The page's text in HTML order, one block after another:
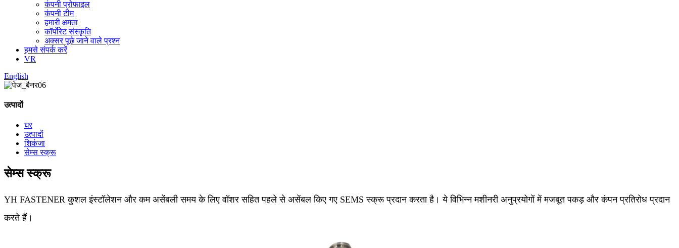
कंपनी प्रोफाइल
कंपनी टीम
हमारी क्षमता
कॉर्पोरेट संस्कृति
अक्सर पूछे जाने वाले प्रश्न
हमसे संपर्क करें
VR
English
उत्पादों
घर
उत्पादों
शिकंजा
सेम्स स्क्रू
सेम्स स्क्रू
YH FASTENER कुशल इंस्टॉलेशन और कम असेंबली समय के लिए वॉशर सहित पहले से असेंबल किए गए SEMS स्क्रू प्रदान करता है। ये विभिन्न मशीनरी अनुप्रयोगों में मजबूत पकड़ और कंपन प्रतिरोध प्रदान
करते हैं।